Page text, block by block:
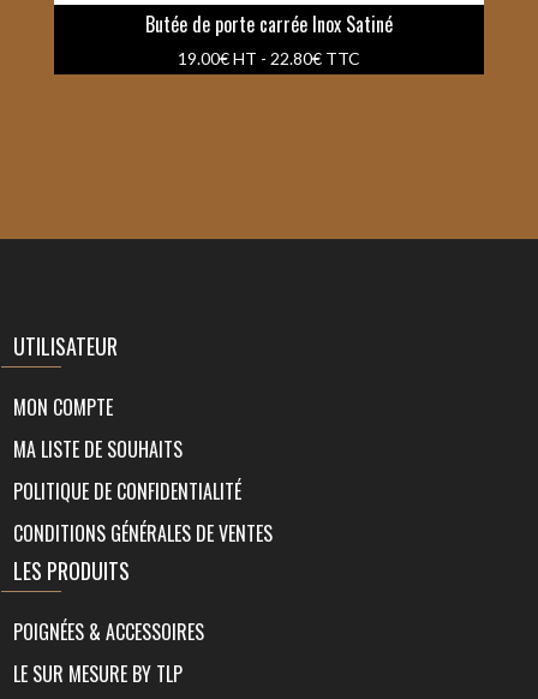
Butée de porte carrée Inox Satiné
19.00€HT - 22.80€TTC
UTILISATEUR
MON COMPTE
MA LISTE DE SOUHAITS
POLITIQUE DE CONFIDENTIALITÉ
CONDITIONS GÉNÉRALES DE VENTES
LES PRODUITS
POIGNÉES & ACCESSOIRES
LE SUR MESURE BY TLP